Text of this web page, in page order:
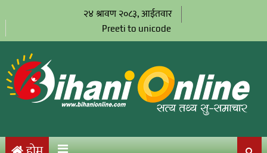
२४ श्रावण २०८३, आईतवार
Preeti to unicode